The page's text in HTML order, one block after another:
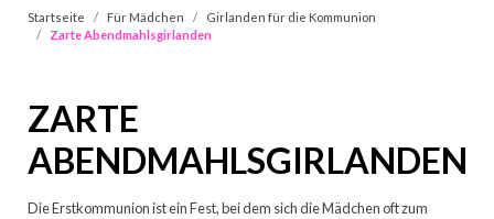
Startseite Für Mädchen
Girlanden für die Kommunion
Zarte Abendmahlsgirlanden
ZARTE
ABENDMAHLSGIRLANDEN
Die Erstkommunion ist ein Fest, bei dem sich die Mädchen oft zum